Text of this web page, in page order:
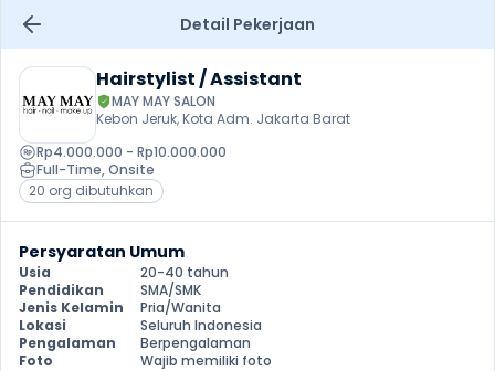
Detail Pekerjaan
Hairstylist / Assistant
MAY MAY SALON
Kebon Jeruk, Kota Adm. Jakarta Barat
Rp4.000.000 - Rp10.000.000
Full-Time, Onsite
20 org dibutuhkan
Persyaratan Umum
Usia
20-40 tahun
Pendidikan
SMA/SMK
Jenis Kelamin
Pria/Wanita
Lokasi
Seluruh Indonesia
Pengalaman
Berpengalaman
Foto
Wajib memiliki foto